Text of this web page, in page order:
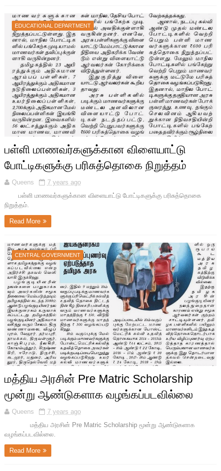
EDUCATIONAL DEPARTMENT
பள்ளி மாணவர்களுக்கான விளையாட்டு
போட்டிகளுக்கு பரிசுத்தொகை நிறுத்தம்
Queens
7 years ago
பள்ளி மாணவர்களுக்கான விளையாட்டு போட்டிகளுக்கு பரிசுத்தொகை
நிறுத்தம்.
Read More
CENTRAL GOVERNMENT
மத்திய அரசின் Pre Matric Scholarship
மூன்று ஆண்டுகளாக வழங்கப்படவில்லை
Queens
7 years ago
மத்திய அரசின் Pre Matric Scholarship மூன்று ஆண்டுகளாக
வழங்கப்படவில்லை.
Read More